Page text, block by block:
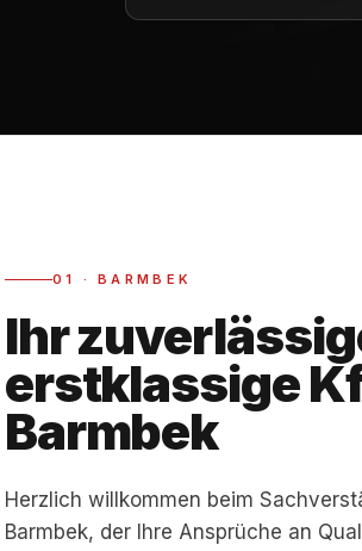
01 ·BARMBEK
Ihr
erstklassige
Barmbek
Herzlich willkommen beim
Barmbek, der Ihre Ansprüche an